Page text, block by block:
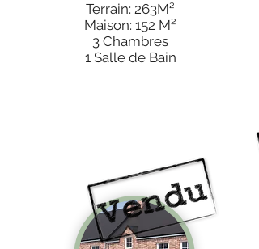
Terrain: 263M²
Maison: 152 M²
3 Chambres
1 Salle de Bain